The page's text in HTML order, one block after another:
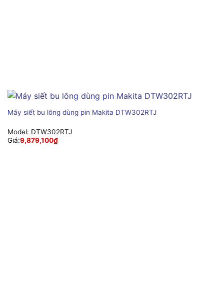
Máy siết bu lông dùng pin Makita DTW302RTJ
Model: DTW302RTJ
Giá:9,879,100₫